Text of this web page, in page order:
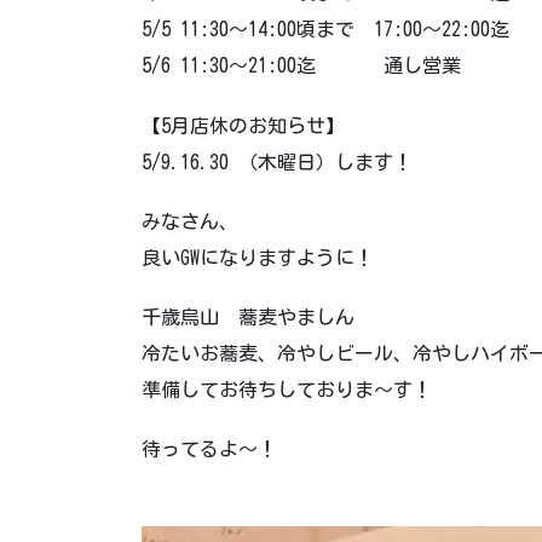
5/5 11:30～14:00頃まで 17:00～22:00迄
5/6 11:30～21:00迄 通し営業
【5月店休のお知らせ】
5/9.16.30 （木曜日）します！
みなさん、
良いGWになりますように！
千歳烏山 蕎麦やましん
冷たいお蕎麦、冷やしビール、冷やしハイボ
準備してお待ちしておりま～す！
待ってるよ～！